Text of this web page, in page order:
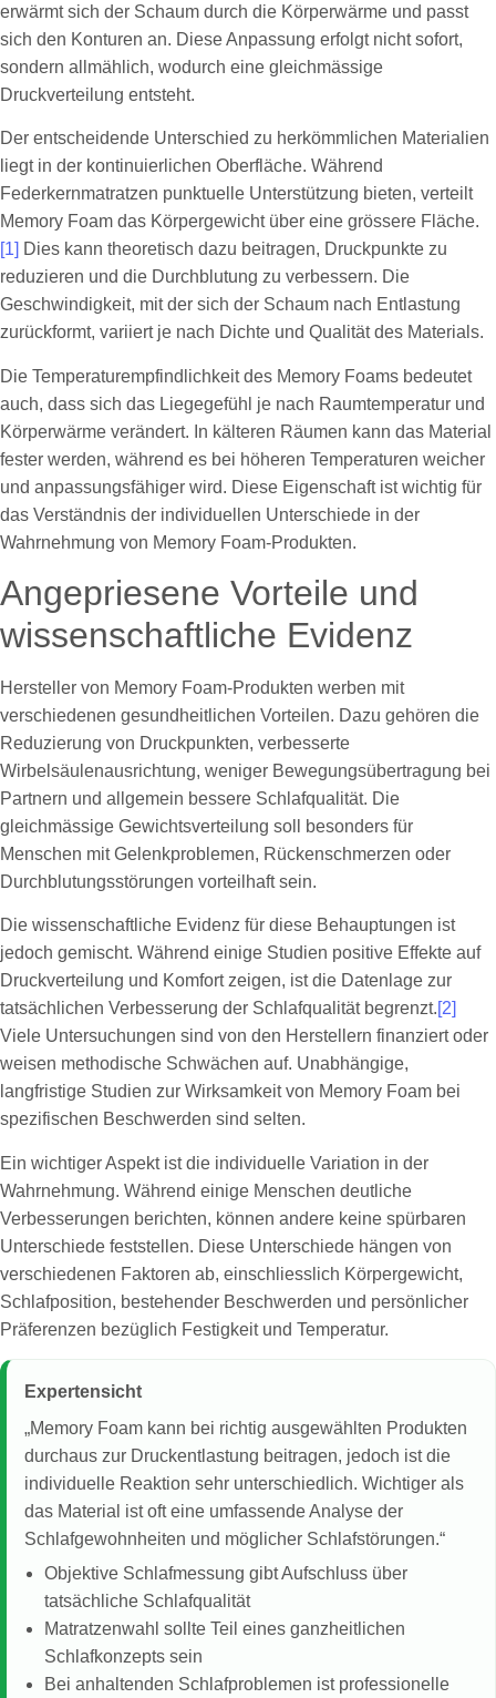
erwärmt sich der Schaum durch die Körperwärme und passt
sich den Konturen an. Diese Anpassung erfolgt nicht sofort,
sondern allmählich, wodurch eine gleichmässige
Druckverteilung entsteht.
Der entscheidende Unterschied zu herkömmlichen Materialien
liegt in der kontinuierlichen Oberfläche. Während
Federkernmatratzen punktuelle Unterstützung bieten, verteilt
Memory Foam das Körpergewicht über eine grössere Fläche.
[1] Dies kann theoretisch dazu beitragen, Druckpunkte zu
reduzieren und die Durchblutung zu verbessern. Die
Geschwindigkeit, mit der sich der Schaum nach Entlastung
zurückformt, variiert je nach Dichte und Qualität des Materials.
Die Temperaturempfindlichkeit des Memory Foams bedeutet
auch, dass sich das Liegegefühl je nach Raumtemperatur und
Körperwärme verändert. In kälteren Räumen kann das Material
fester werden, während es bei höheren Temperaturen weicher
und anpassungsfähiger wird. Diese Eigenschaft ist wichtig für
das Verständnis der individuellen Unterschiede in der
Wahrnehmung von Memory Foam-Produkten.
Angepriesene Vorteile und
wissenschaftliche Evidenz
Hersteller von Memory Foam-Produkten werben mit
verschiedenen gesundheitlichen Vorteilen. Dazu gehören die
Reduzierung von Druckpunkten, verbesserte
Wirbelsäulenausrichtung, weniger Bewegungsübertragung bei
Partnern und allgemein bessere Schlafqualität. Die
gleichmässige Gewichtsverteilung soll besonders für
Menschen mit Gelenkproblemen, Rückenschmerzen oder
Durchblutungsstörungen vorteilhaft sein.
Die wissenschaftliche Evidenz für diese Behauptungen ist
jedoch gemischt. Während einige Studien positive Effekte auf
Druckverteilung und Komfort zeigen, ist die Datenlage zur
tatsächlichen Verbesserung der Schlafqualität begrenzt.[2]
Viele Untersuchungen sind von den Herstellern finanziert oder
weisen methodische Schwächen auf. Unabhängige,
langfristige Studien zur Wirksamkeit von Memory Foam bei
spezifischen Beschwerden sind selten.
Ein wichtiger Aspekt ist die individuelle Variation in der
Wahrnehmung. Während einige Menschen deutliche
Verbesserungen berichten, können andere keine spürbaren
Unterschiede feststellen. Diese Unterschiede hängen von
verschiedenen Faktoren ab, einschliesslich Körpergewicht,
Schlafposition, bestehender Beschwerden und persönlicher
Präferenzen bezüglich Festigkeit und Temperatur.
Expertensicht
„Memory Foam kann bei richtig ausgewählten Produkten
durchaus zur Druckentlastung beitragen, jedoch ist die
individuelle Reaktion sehr unterschiedlich. Wichtiger als
das Material ist oft eine umfassende Analyse der
Schlafgewohnheiten und möglicher Schlafstörungen.“
Objektive Schlafmessung gibt Aufschluss über
tatsächliche Schlafqualität
Matratzenwahl sollte Teil eines ganzheitlichen
Schlafkonzepts sein
Bei anhaltenden Schlafproblemen ist professionelle